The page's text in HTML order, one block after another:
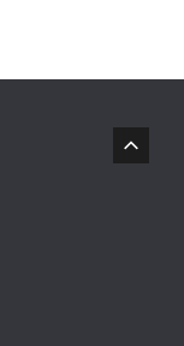
ームページを
した。